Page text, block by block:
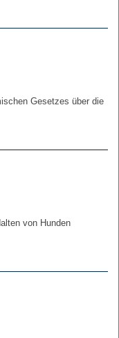
Gesetzes über die
von Hunden